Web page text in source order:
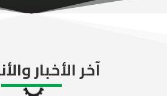
آخر الأخبار